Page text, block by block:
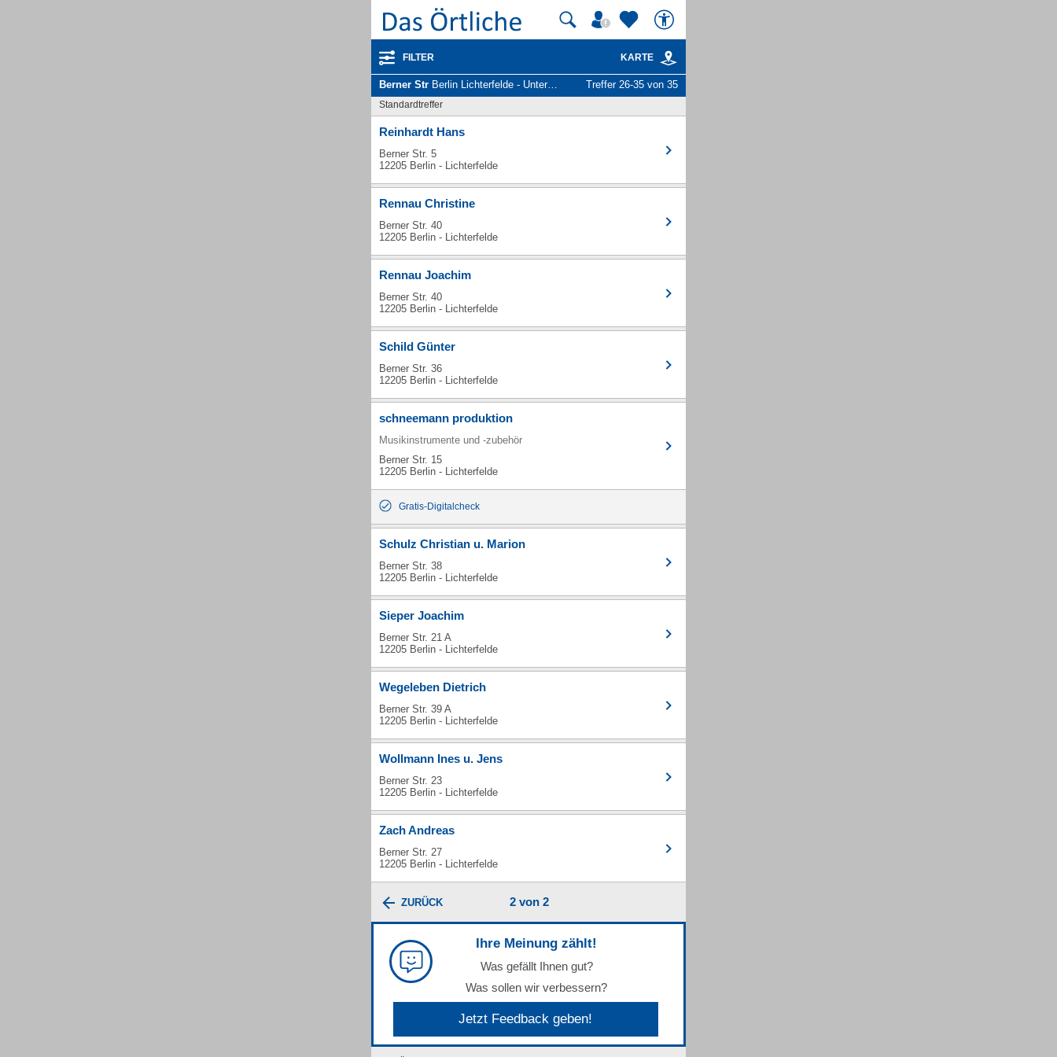
FILTER KARTE
Berner Str Berlin Lichterfelde - Unternehmen und Personen Treffer 26-35 von 35
Standardtreffer
Reinhardt Hans
Berner Str. 5
12205 Berlin - Lichterfelde
Rennau Christine
Berner Str. 40
12205 Berlin - Lichterfelde
Rennau Joachim
Berner Str. 40
12205 Berlin - Lichterfelde
Schild Günter
Berner Str. 36
12205 Berlin - Lichterfelde
schneemann produktion
Musikinstrumente und -zubehör
Berner Str. 15
12205 Berlin - Lichterfelde
Gratis-Digitalcheck
Schulz Christian u. Marion
Berner Str. 38
12205 Berlin - Lichterfelde
Sieper Joachim
Berner Str. 21 A
12205 Berlin - Lichterfelde
Wegeleben Dietrich
Berner Str. 39 A
12205 Berlin - Lichterfelde
Wollmann Ines u. Jens
Berner Str. 23
12205 Berlin - Lichterfelde
Zach Andreas
Berner Str. 27
12205 Berlin - Lichterfelde
ZURÜCK 2 von 2
Ihre Meinung zählt!
Was gefällt Ihnen gut?
Was sollen wir verbessern?
Jetzt Feedback geben!